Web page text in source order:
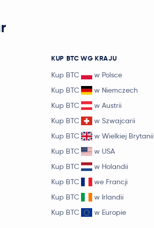
KUP BTC WG KRAJU
Kup BTC
w Polsce
Kup BTC
w Niemczech
Kup BTC
w Austrii
Kup BTC
w Szwajcarii
Kup BTC
w Wielkiej Brytanii
Kup BTC
w USA
Kup BTC
w Holandii
Kup BTC
we Francji
Kup BTC
w Irlandii
Kup BTC
w Europie